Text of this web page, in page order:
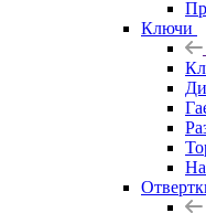
Ключи